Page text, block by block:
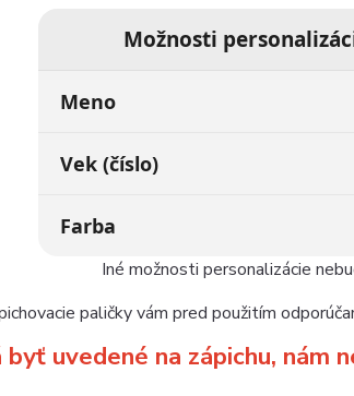
Možnosti
Meno
Vek (číslo)
Farba
Iné možnosti personalizácie
paličky vám pred použitím
uvedené na zápichu, nám